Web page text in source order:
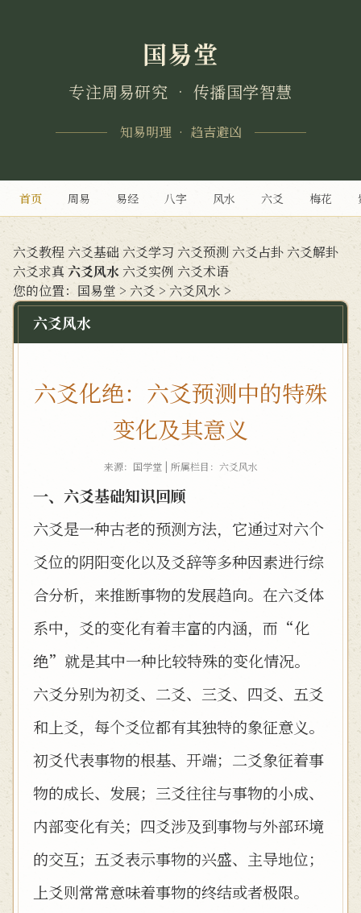
国易堂
专注周易研究 • 传播国学智慧
知易明理 • 趋吉避凶
首页 周易 易经 八字 风水 六爻 梅花
六爻教程 六爻基础 六爻学习 六爻预测 六爻占卦 六爻解卦
六爻求真六爻风水 六爻实例 六爻术语
您的位置： 国易堂 > 六爻 >六爻风水 >
六爻风水
六爻化绝：六爻预测中的特殊
变化及其意义
来源：国学堂 | 所属栏目： 六爻风水
一、六爻基础知识回顾
六爻是一种古老的预测方法，它通过对六个
爻位的阴阳变化以及爻辞等多种因素进行综
合分析，来推断事物的发展趋向。在六爻体
系中，爻的变化有着丰富的内涵，而“化
绝”就是其中一种比较特殊的变化情况。
六爻分别为初爻、二爻、三爻、四爻、五爻
和上爻，每个爻位都有其独特的象征意义。
初爻代表事物的根基、开端；二爻象征着事
物的成长、发展；三爻往往与事物的小成、
内部变化有关；四爻涉及到事物与外部环境
的交互；五爻表示事物的兴盛、主导地位；
上爻则常常意味着事物的终结或者极限。